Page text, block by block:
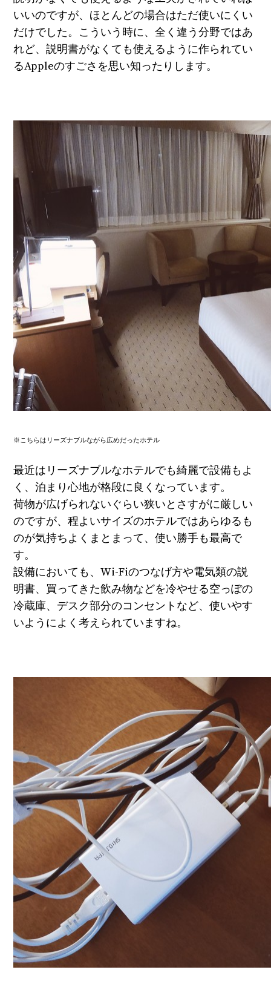
いいのですが、ほとんどの場合はただ使いにくい
だけでした。こういう時に、全く違う分野ではあ
れど、説明書がなくても使えるように作られてい
るAppleのすごさを思い知ったりします。
※こちらはリーズナブルながら広めだったホテル
最近はリーズナブルなホテルでも綺麗で設備もよ
く、泊まり心地が格段に良くなっています。
荷物が広げられないぐらい狭いとさすがに厳しい
のですが、程よいサイズのホテルではあらゆるも
のが気持ちよくまとまって、使い勝手も最高で
す。
設備においても、Wi-Fiのつなげ方や電気類の説
明書、買ってきた飲み物などを冷やせる空っぽの
冷蔵庫、デスク部分のコンセントなど、使いやす
いようによく考えられていますね。